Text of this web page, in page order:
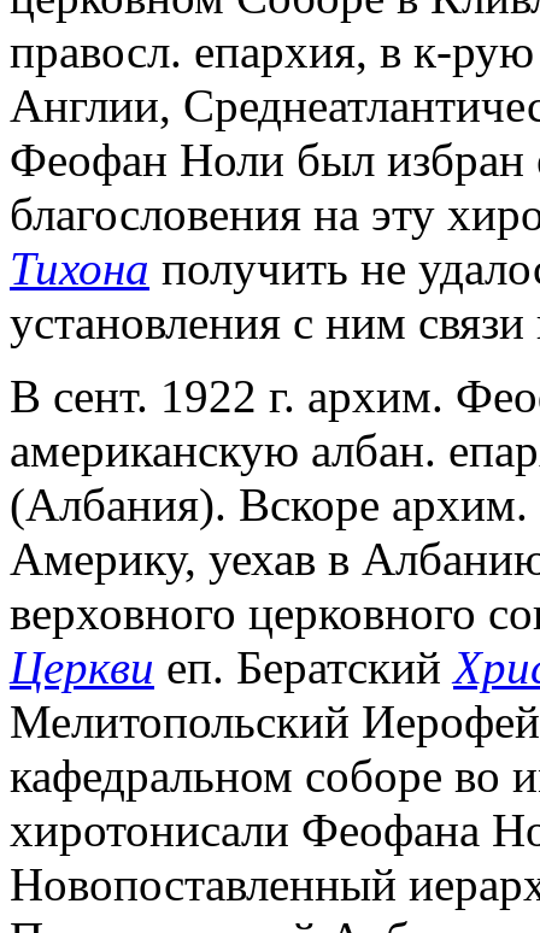
правосл. епархия, в к-
Англии,
Феофан Ноли был избран
благословения на эту
Тихона получить не
установления с ним
В сент. 1922 г. архим.
американскую албан.
(Албания). Вскоре
Америку, уехав в
верховного церковного
Церкви еп. Бератский
Мелитопольский
кафедральном соборе во
хиротонисали Феофана
Новопоставленный